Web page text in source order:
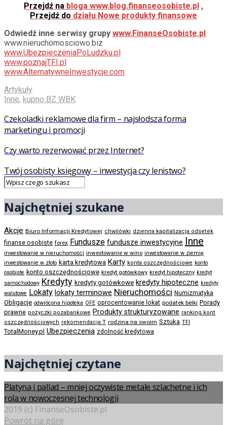
Przejdź na bloga www.blog.finanseosobiste.pl ,
Przejdź do działu Nowe produkty finansowe
Odwiedź inne serwisy grupy www.FinanseOsobiste.pl
www.nieruchomosciowo.biz
www.UbezpieczeniaPoLudzku.pl
www.poznajTFI.pl
www.AlternatywneInwestycje.com
Artykuły
Inne, kupno BZ WBK
Czekoladki reklamowe dla firm – najsłodsza forma
marketingu i promocji
Czy warto rezerwować przez Internet?
Twój osobisty księgowy – inwestycja czy lenistwo?
Najchętniej szukane
Akcje Biuro Informacji Kredytowej chwilówki dzienna kapitalizacja odsetek
finanse osobiste forex Fundusze fundusze inwestycyjne Inne
inwestowanie w nieruchomości inwestowanie w wino inwestowanie w ziemię
inwestowanie w złoto karta kredytowa Karty konta oszczędnościowe konto
osobiste konto oszczędnościowe kredyt gotówkowy kredyt hipoteczny kredyt
samochodowy Kredyty kredyty gotówkowe kredyty hipoteczne kredyty
walutowe Lokaty lokaty terminowe Nieruchomości Numizmatyka
Obligacje odwrócona hipoteka OFE oprocentowanie lokat podatek belki Porady
prawne pożyczki pozabankowe Produkty strukturyzowane ranking kont
oszczędnościowych rekomendacja T rodzina na swoim Sztuka TFI
TotalMoney.pl Ubezpieczenia zdolność kredytowa
Najchętniej czytane
Platyna i pallad – mniej oczywiste metale szlachetne i ich
rola w nowoczesnej technologii
2019 (c) FinanseOsobiste.pl
Powrót na górę